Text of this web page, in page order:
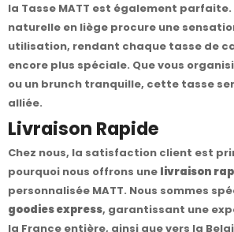
la Tasse MATT est également
naturelle en liège procure une
utilisation, rendant chaque tasse de
encore plus spéciale. Que vous
ou un brunch tranquille, cette tasse
alliée.
Livraison Rapide
Chez nous, la satisfaction client est
pourquoi nous offrons une livraison
personnalisée MATT. Nous sommes
goodies express, garantissant une
la France entière, ainsi que vers la